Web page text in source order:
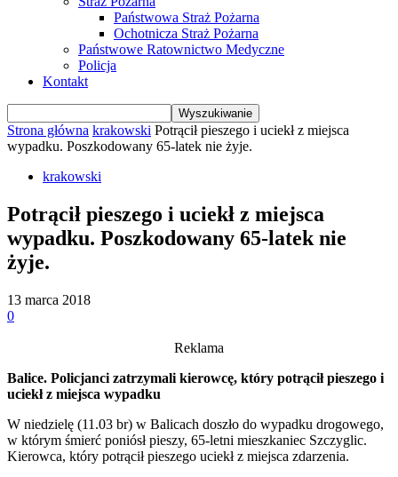
Państwowa Straż Pożarna
Ochotnicza Straż Pożarna
Państwowe Ratownictwo Medyczne
Policja
Kontakt
Strona główna krakowski Potrącił pieszego i uciekł z miejsca
wypadku. Poszkodowany 65-latek nie żyje.
krakowski
Potrącił pieszego i uciekł z miejsca
wypadku. Poszkodowany 65-latek nie
żyje.
13 marca 2018
0
Reklama
Balice. Policjanci zatrzymali kierowcę, który potrącił pieszego i
uciekł z miejsca wypadku
W niedzielę (11.03 br) w Balicach doszło do wypadku drogowego,
w którym śmierć poniósł pieszy, 65-letni mieszkaniec Szczyglic.
Kierowca, który potrącił pieszego uciekł z miejsca zdarzenia.